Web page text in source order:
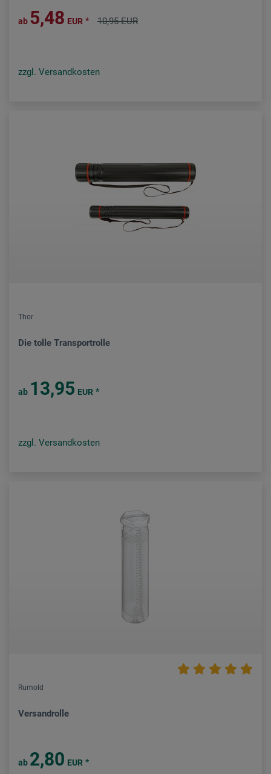
ab 5,48 EUR * 10,95 EUR
zzgl. Versandkosten
Thor
Die tolle Transportrolle
ab 13,95 EUR *
zzgl. Versandkosten
Rumold
Versandrolle
ab 2,80 EUR *